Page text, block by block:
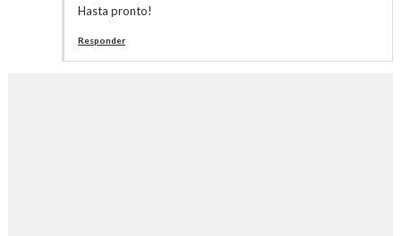
Hasta pronto!
Responder